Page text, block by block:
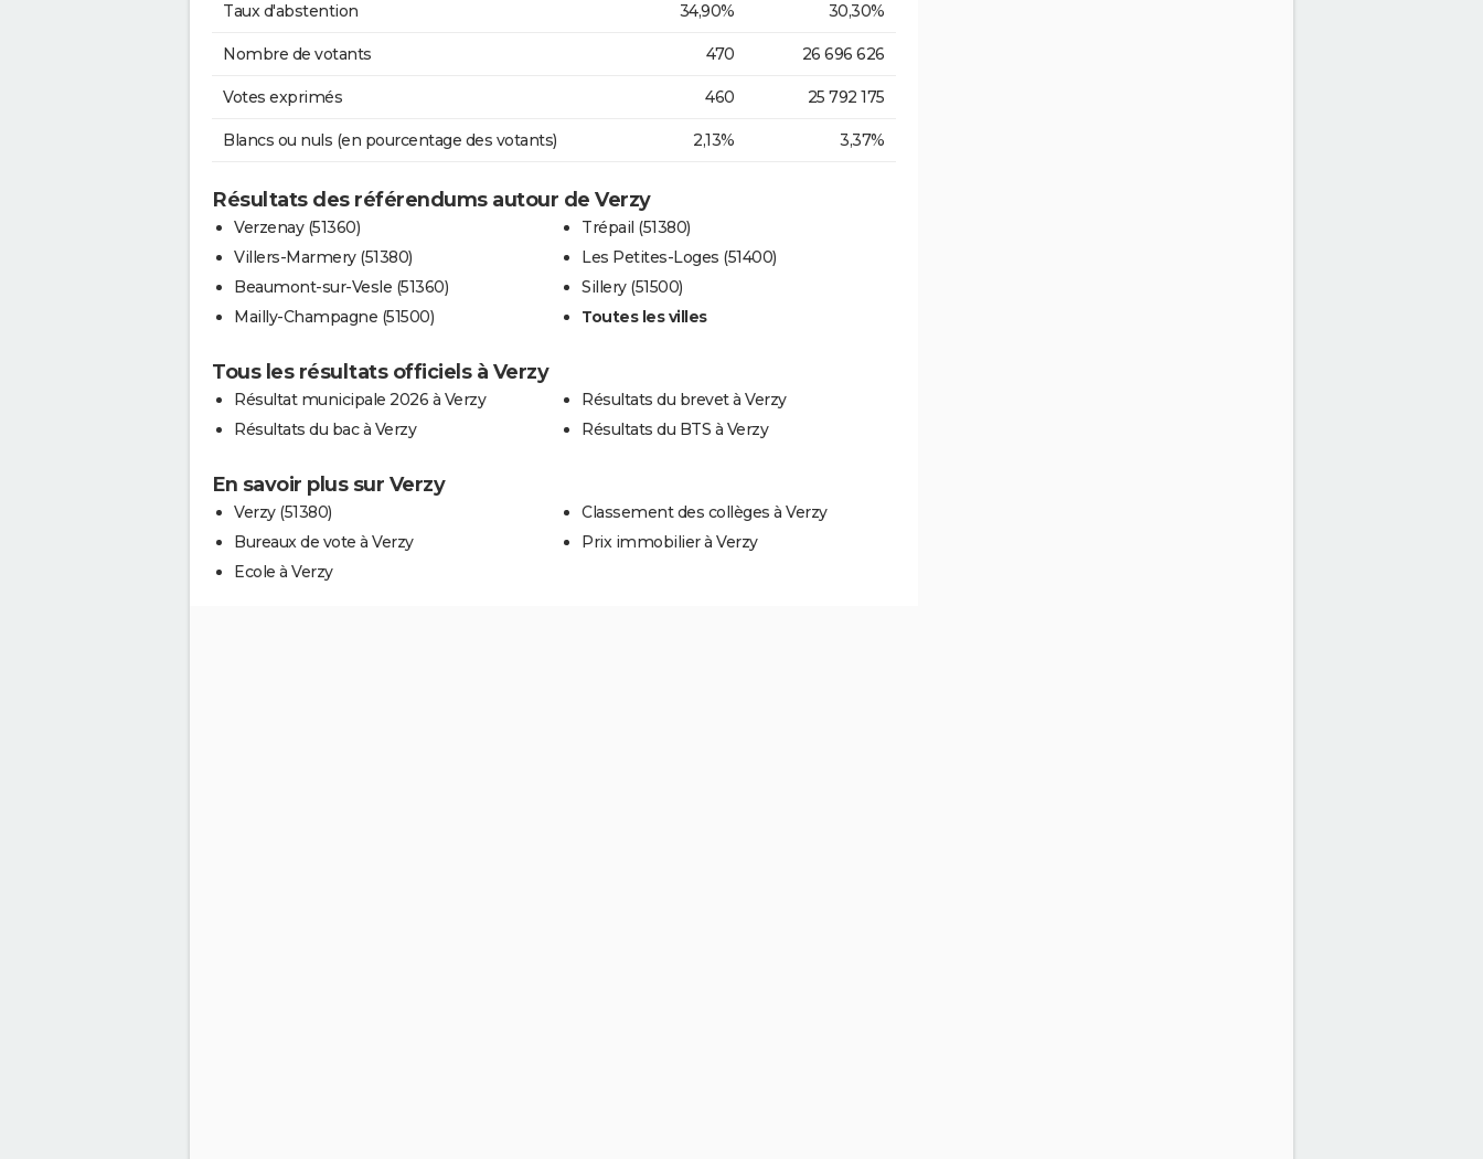
Taux d'abstention 34,90% 30,30%
Nombre de votants 470 26 696 626
Votes exprimés 460 25 792 175
Blancs ou nuls (en pourcentage des votants) 2,13% 3,37%
Résultats des référendums autour de Verzy
Verzenay (51360)
Villers-Marmery (51380)
Beaumont-sur-Vesle (51360)
Mailly-Champagne (51500)
Trépail (51380)
Les Petites-Loges (51400)
Sillery (51500)
Toutes les villes
Tous les résultats officiels à Verzy
Résultat municipale 2026 à Verzy
Résultats du bac à Verzy
Résultats du brevet à Verzy
Résultats du BTS à Verzy
En savoir plus sur Verzy
Verzy (51380)
Bureaux de vote à Verzy
Ecole à Verzy
Classement des collèges à Verzy
Prix immobilier à Verzy